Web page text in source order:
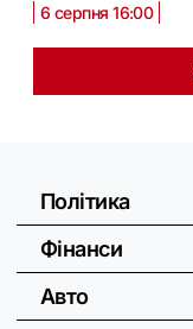
6 серпня 16:00
Політика
Фінанси
Авто